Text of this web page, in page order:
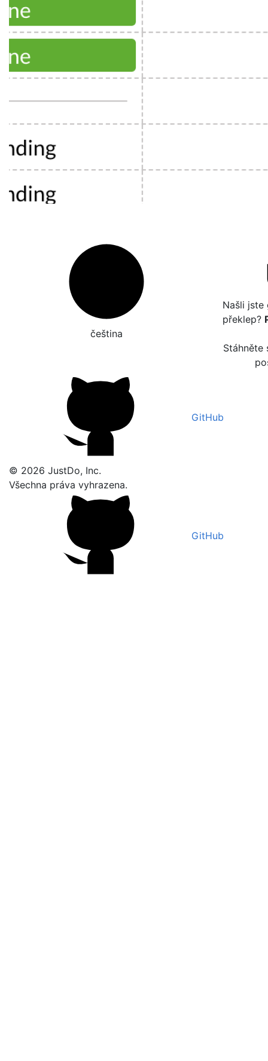
čeština‎
Našli jste
překlep?
Stáhněte
GitHub
© 2026 JustDo, Inc.
Všechna práva vyhrazena.
GitHub